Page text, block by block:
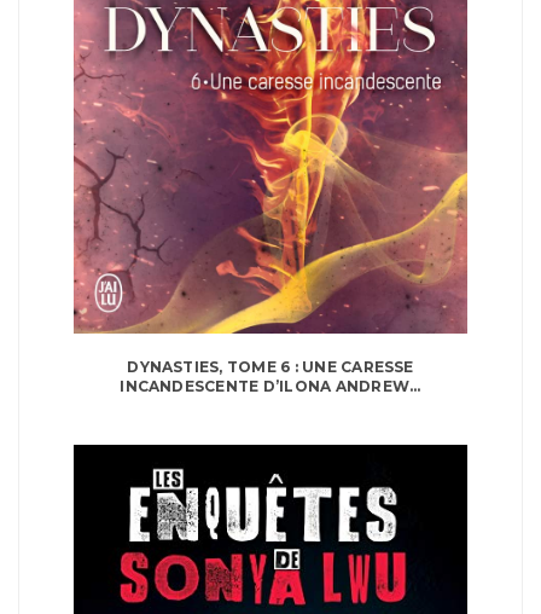
DYNASTIES, TOME 6 : UNE CARESSE
INCANDESCENTE D’ILONA ANDREW...